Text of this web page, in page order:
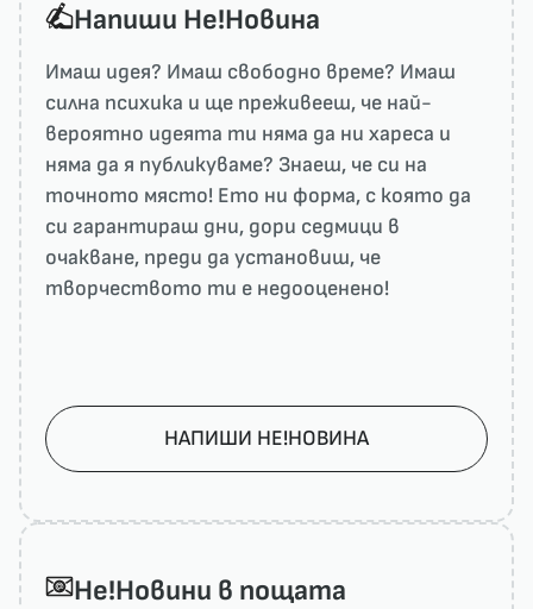
Напиши He!Новина
Имаш идея? Имаш свободно време? Имаш
силна психика и ще преживееш, че най-
вероятно идеята ти няма да ни харесa и
няма да я публикуваме? Знаеш, че си на
точното място! Ето ни форма, с която да
си гарантираш дни, дори седмици в
очакване, преди да установиш, че
творчеството ти е недооценено!
НАПИШИ НЕ!НОВИНА
He!Новини в пощата